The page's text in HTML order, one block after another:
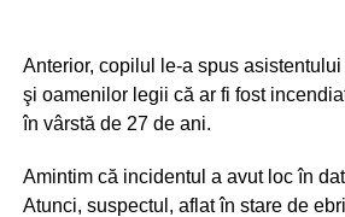
Anterior, copilul le-a spus
şi oamenilor legii că ar fi fost
în vârstă de 27 de ani.
Amintim că incidentul a avut loc în
Atunci, suspectul, aflat în stare de